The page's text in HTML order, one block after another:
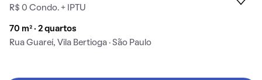
R$ 0 Condo. + IPTU
70 m² · 2 quartos
Rua Guareí, Vila Bertioga · São Paulo